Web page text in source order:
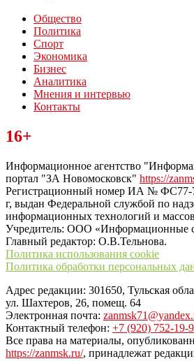
Общество
Политика
Спорт
Экономика
Бизнес
Аналитика
Мнения и интервью
Контакты
Читайте последние новости дня в
“ЗаНовомосковск”
16+
Информационное агентство
портал "ЗА Новомосковск" https://
Регистрационный номер ИА № ФС77-
г, выдан Федеральной службой по
информационных технологий и
Учредитель: ООО «Информационные
Главный редактор: О.В.Тельнова.
Политика использования cookie
Политика обработки персональных
Адрес редакции: 301650, Тульская
ул. Шахтеров, 26, помещ. 64
Электронная почта:
Контактный телефон: +7 (920) 752-19-
Все права на материалы,
https://zanmsk.ru/, принадлежат